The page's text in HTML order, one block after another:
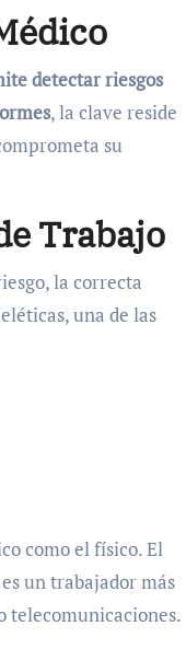
detectar riesgos
, la clave reside
su
Trabajo
la correcta
una de las
como el físico. El
un trabajador más
telecomunicaciones.